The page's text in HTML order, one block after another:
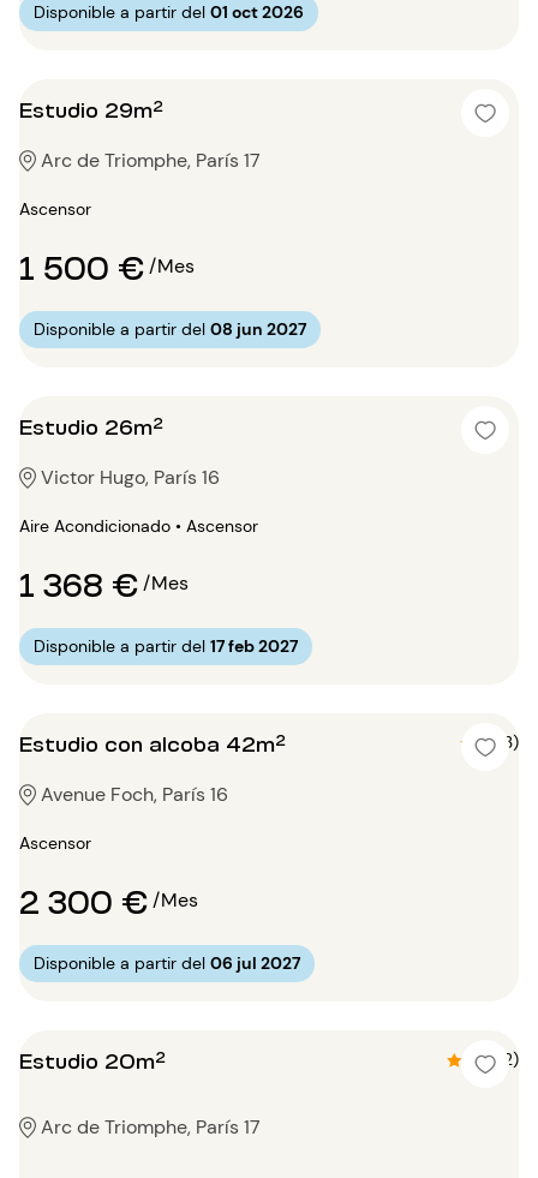
Disponible a partir del 01 oct 2026
Estudio 29m²
Arc de Triomphe, París 17
Ascensor
1 500 €/Mes
Disponible a partir del 08 jun 2027
Estudio 26m²
Victor Hugo, París 16
Aire Acondicionado • Ascensor
1 368 €/Mes
Disponible a partir del 17 feb 2027
Estudio con alcoba 42m² 5 (3)
Avenue Foch, París 16
Ascensor
2 300 €/Mes
Disponible a partir del 06 jul 2027
Estudio 20m² 4.5 (2)
Arc de Triomphe, París 17